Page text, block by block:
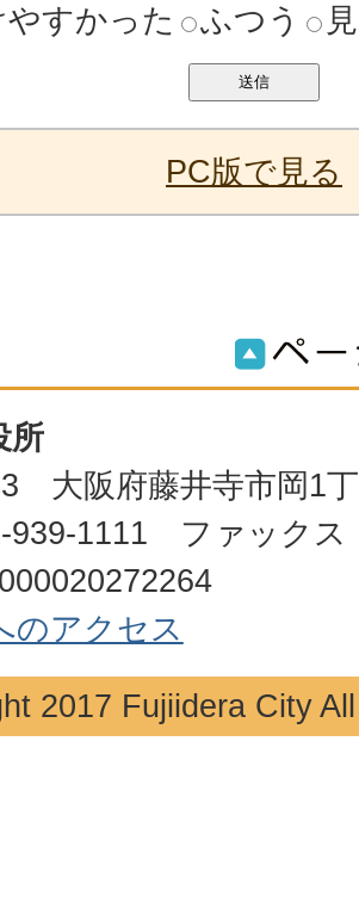
やすかった
ふつう
PC版で見る
所
大阪府藤井寺市岡1
939-1111 ファックス
のアクセス
2017 Fujiidera City